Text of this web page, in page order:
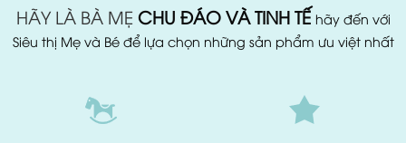
HÃY LÀ BÀ MẸ CHU ĐÁO VÀ TINH TẾ hãy đến với
Siêu thị Mẹ và Bé để lựa chọn những sản phẩm ưu việt nhất